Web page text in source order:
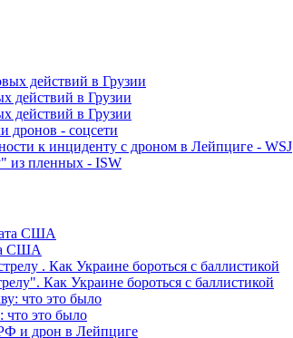
действий в Грузии
действий в Грузии
дронов - соцсети
к инциденту с дроном в Лейпциге - WSJ
из пленных - ISW
США
Как Украине бороться с баллистикой
что это было